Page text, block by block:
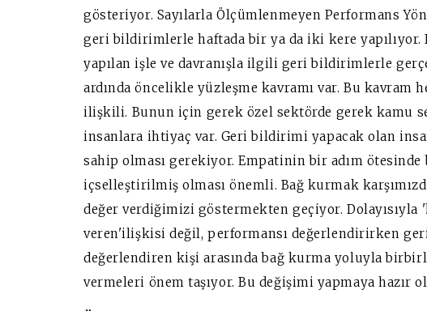
gösteriyor. Sayılarla Ölçümlenmeyen Performans
geri bildirimlerle haftada bir ya da iki kere yapılıyor.
yapılan işle ve davranışla ilgili geri bildirimlerle
ardında öncelikle yüzleşme kavramı var. Bu kavram
ilişkili. Bunun için gerek özel sektörde gerek kamu
insanlara ihtiyaç var. Geri bildirimi yapacak olan
sahip olması gerekiyor. Empatinin bir adım ötesinde
içselleştirilmiş olması önemli. Bağ kurmak
değer verdiğimizi göstermekten geçiyor. Dolayısıyla
veren'ilişkisi değil, performansı değerlendirirken
değerlendiren kişi arasında bağ kurma yoluyla
vermeleri önem taşıyor. Bu değişimi yapmaya hazır